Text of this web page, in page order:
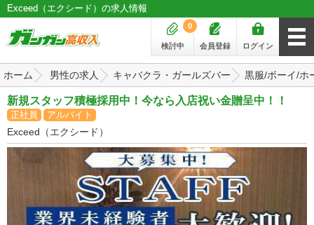
Exceed（エクシード）の求人情報
ログイン
会員登録
検討中
0
ホーム 男性の求人 キャバクラ・ガールズバー 黒服/ボーイ/ホ
新規スタッフ積極採用中！今なら入店祝い金贈呈中！！
正社員 アルバイト
Exceed（エクシード）